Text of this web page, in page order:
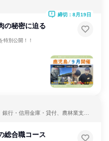
の秘密に迫る
特別公開！！
締切：8月19日
行・信用金庫・貸付、農林業支援
総合職コース